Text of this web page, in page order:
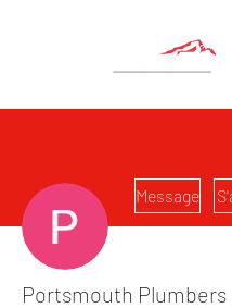
Message
Portsmouth Plumbers